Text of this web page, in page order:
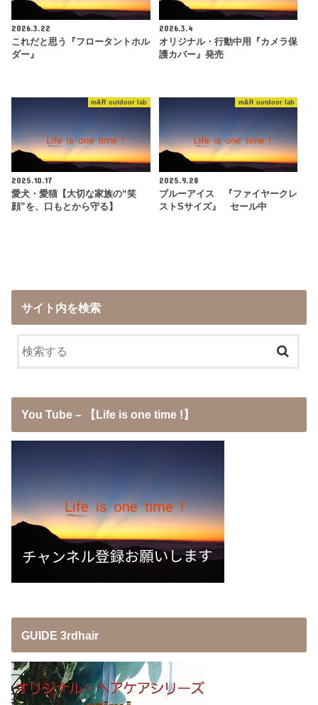
2026.3.22
これだと思う『フロータントホル
ダー』
2026.3.4
オリジナル・行動中用『カメラ保
護カバー』発売
m&R outdoor lab
2025.10.17
愛犬・愛猫【大切な家族の“笑
顔”を、口もとから守る】
m&R outdoor lab
2025.9.28
ブルーアイス 『ファイヤークレ
ストSサイズ』 セール中
サイト内を検索
You Tube – 【Life is one time !】
GUIDE 3rdhair